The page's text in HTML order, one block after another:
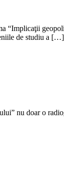
“Implicaţii
de studiu a […]
nu doar o